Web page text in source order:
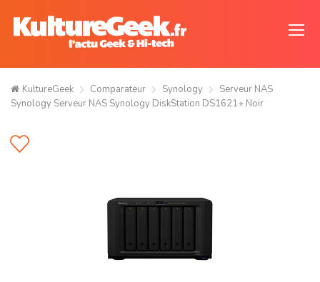
KultureGeek Comparateur Synology
Serveur NAS
Synology Serveur NAS Synology DiskStation DS1621+ Noir